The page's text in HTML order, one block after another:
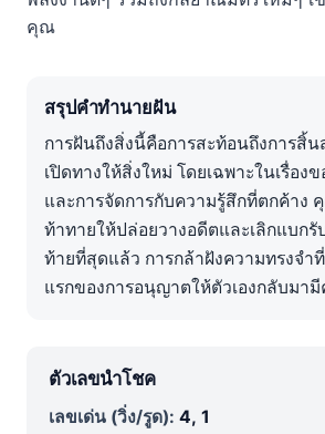
คุณ
สรุปคำทำนายฝัน
การฝันถึงสิ่งนี้คือการสะท้อนถึงการสิ้น
เปิดทางให้สิ่งใหม่ โดยเฉพาะในเรื่อง
และการจัดการกับความรู้สึกที่ตกค้าง
ท้าทายให้ปล่อยวางอดีตและเลิกแบก
ท้ายที่สุดแล้ว การกล้าฝังความทรงจำ
แรกของการอนุญาตให้ตัวเองกลับมา
ตัวเลขนำโชค
เลขเด่น (วิ่ง/รูด): 4, 1